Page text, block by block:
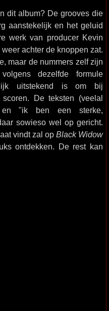
dit album? De grooves die
aanstekelijk en het geluid
werk van producer Kevin
achter de knoppen zat.
maar de nummers zelf zijn
dezelfde formule
uitstekend is om bij
De teksten (veelal
"ik ben een sterke,
sowieso wel op gericht.
vindt zal op Black Widow
ontdekken. De rest kan